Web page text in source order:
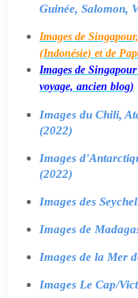
Guinée, Salomon,
Images de
(Indonésie) et de
Images de
voyage, ancien blog)
Images du Chili,
(2022)
Images
(2022)
Images des
Images de
Images de la Mer
Images Le Cap/